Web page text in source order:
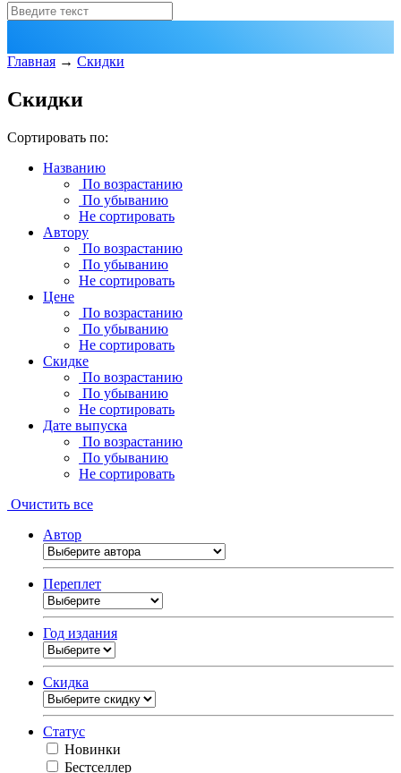
Главная → Скидки
Скидки
Сортировать по:
Названию
По возрастанию
По убыванию
Не сортировать
Автору
По возрастанию
По убыванию
Не сортировать
Цене
По возрастанию
По убыванию
Не сортировать
Скидке
По возрастанию
По убыванию
Не сортировать
Дате выпуска
По возрастанию
По убыванию
Не сортировать
Очистить все
Автор
Переплет
Год издания
Скидка
Статус
Новинки
Бестселлер